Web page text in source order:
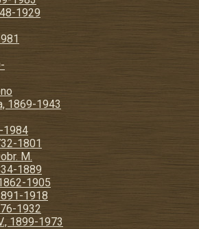
1929
1869-1943
1984
1801
M.
1889
1905
1918
1932
1899-1973